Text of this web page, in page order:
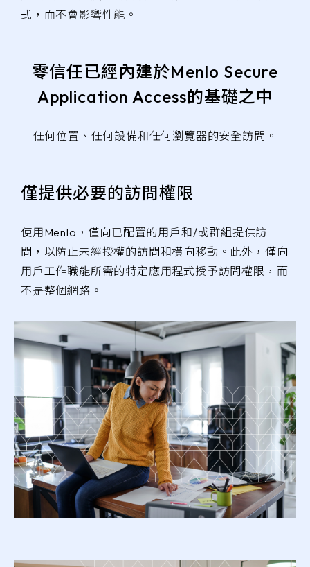
式，而不會影響性能。
零信任已經內建於Menlo Secure
Application Access的基礎之中
任何位置、任何設備和任何瀏覽器的安全訪問。
僅提供必要的訪問權限
使用Menlo，僅向已配置的用戶和/或群組提供訪
問，以防止未經授權的訪問和橫向移動。此外，僅向
用戶工作職能所需的特定應用程式授予訪問權限，而
不是整個網路。